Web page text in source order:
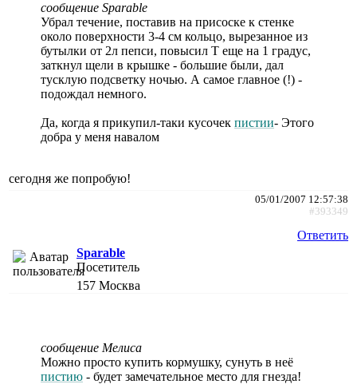
сообщение Sparable
Убрал течение, поставив на присоске к стенке
около поверхности 3-4 см кольцо, вырезанное из
бутылки от 2л пепси, повысил Т еще на 1 градус,
заткнул щели в крышке - большие были, дал
тусклую подсветку ночью. А самое главное (!) -
подождал немного.
Да, когда я прикупил-таки кусочек пистии- Этого
добра у меня навалом
сегодня же попробую!
05/01/2007 12:57:38
#393349
Ответить
Sparable
Посетитель
157 Москва
сообщение Мелиса
Можно просто купить кормушку, сунуть в неё
пистию - будет замечательное место для гнезда!